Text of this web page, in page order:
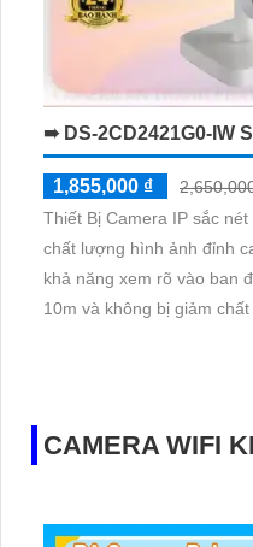
➠ DS-2CD2421G0-IW
1,855,000 ₫
Thiết Bị Camera IP sắc
chất lượng hình ảnh đỉnh
khả năng xem rõ vào ban
10m và không bị giảm chất lượng. Camera
CAMERA WIFI